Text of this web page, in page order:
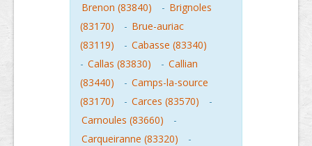
Brenon (83840) - Brignoles
(83170)
- Brue-auriac
(83119)
- Cabasse (83340)
- Callas (83830) - Callian
(83440)
- Camps-la-source
(83170)
- Carces (83570)
-
Carnoules (83660)
-
Carqueiranne (83320)
-